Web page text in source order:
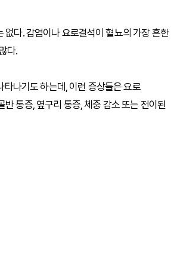
다. 감염이나 요로결석이 혈뇨의 가장 흔한
다.
나기도 하는데, 이런 증상들은 요로
통증, 옆구리 통증, 체중 감소 또는 전이된